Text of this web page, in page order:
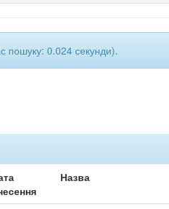
пошуку: 0.024 секунди).
Назва